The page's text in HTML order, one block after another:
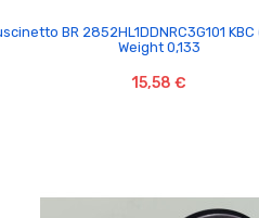

BR 2852HL1DDNRC3G101
Weight 0,133
15,58 €